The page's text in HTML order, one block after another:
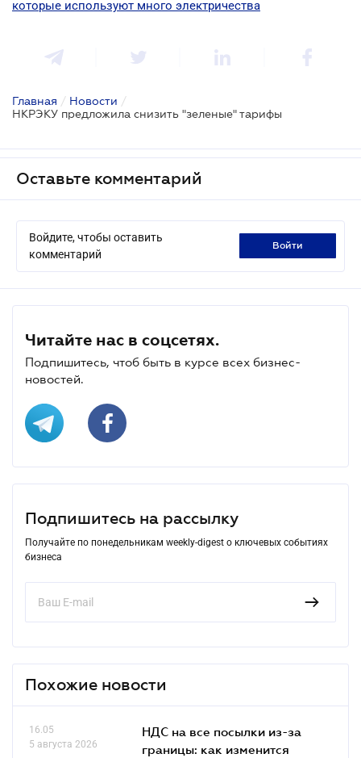
которые используют много электричества
Главная / Новости /
НКРЭКУ предложила снизить "зеленые" тарифы
Оставьте комментарий
Войдите, чтобы оставить
комментарий
войти
Читайте нас в соцсетях.
Подпишитесь, чтоб быть в курсе всех бизнес-
новостей.
Подпишитесь на рассылку
Получайте по понедельникам weekly-digest о ключевых событиях
бизнеса
Похожие новости
16.05
5 августа 2026
НДС на все посылки из-за
границы: как изменится